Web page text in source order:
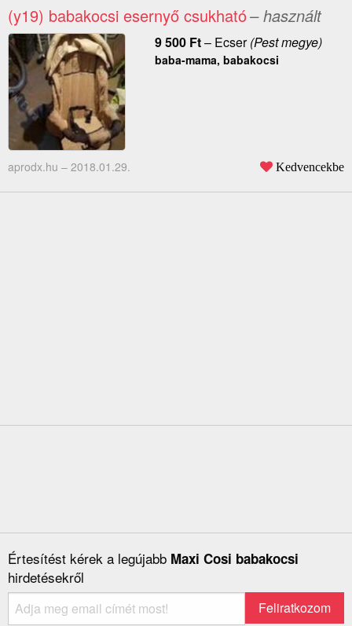
(y19) babakocsi esernyő csukható– használt
9 500 Ft– Ecser(Pest megye)
baba-mama, babakocsi
aprodx.hu – 2018.01.29. Kedvencekbe
Értesítést kérek a legújabb Maxi Cosi babakocsi
hirdetésekről